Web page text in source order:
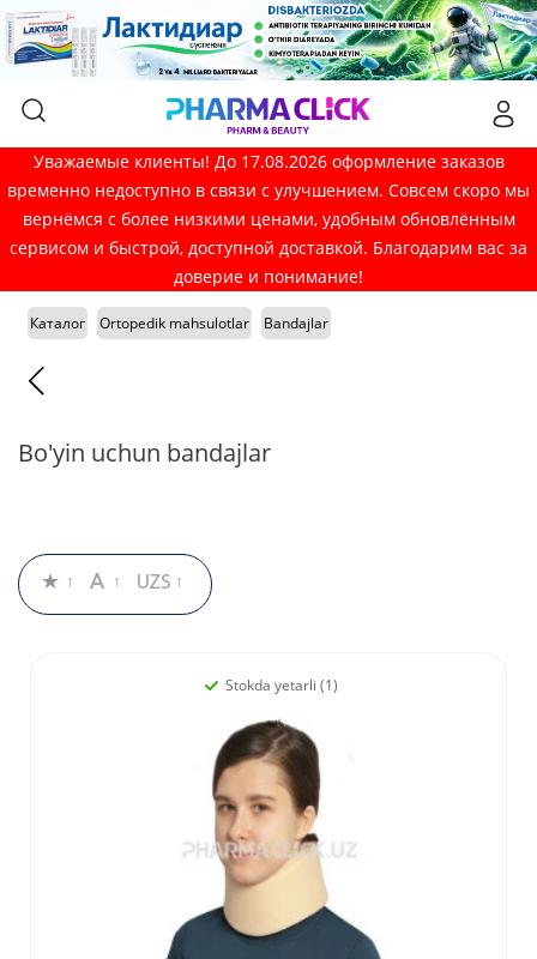
Уважаемые клиенты! До 17.08.2026 оформление заказов
временно недоступно в связи с улучшением. Совсем скоро мы
вернёмся с более низкими ценами, удобным обновлённым
сервисом и быстрой, доступной доставкой. Благодарим вас за
доверие и понимание!
Каталог Ortopedik mahsulotlar Bandajlar
Bo'yin uchun bandajlar
Stokda yetarli (1)